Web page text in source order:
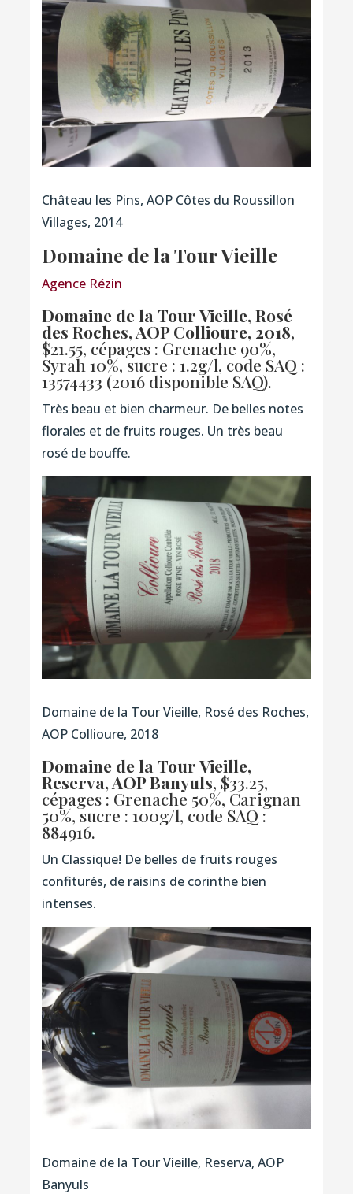
Château les Pins, AOP Côtes du Roussillon
Villages, 2014
Domaine de la Tour Vieille
Agence Rézin
Domaine de la Tour Vieille, Rosé
des Roches, AOP Collioure, 2018,
$21.55, cépages : Grenache 90%,
Syrah 10%, sucre : 1.2g/l, code SAQ :
13574433 (2016 disponible SAQ).
Très beau et bien charmeur. De belles notes
florales et de fruits rouges. Un très beau
rosé de bouffe.
Domaine de la Tour Vieille, Rosé des Roches,
AOP Collioure, 2018
Domaine de la Tour Vieille,
Reserva, AOP Banyuls, $33.25,
cépages : Grenache 50%, Carignan
50%, sucre : 100g/l, code SAQ :
884916.
Un Classique! De belles de fruits rouges
confiturés, de raisins de corinthe bien
intenses.
Domaine de la Tour Vieille, Reserva, AOP
Banyuls